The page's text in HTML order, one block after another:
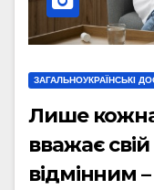
ЗАГАЛЬНОУКРАЇНСЬКІ
Лише
вважає
відмінним